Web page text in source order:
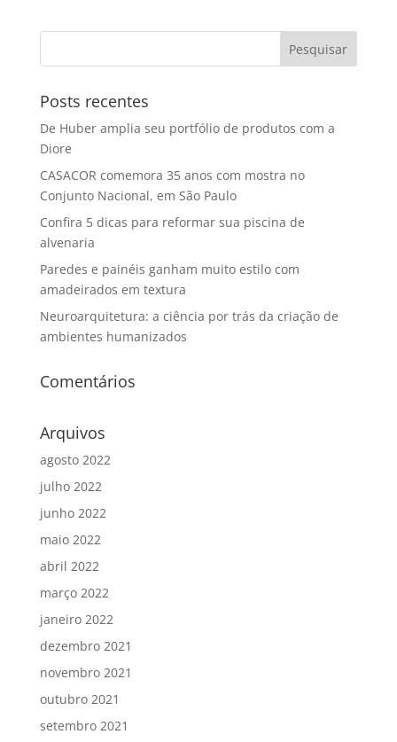
Posts recentes
De Huber amplia seu portfólio de produtos com a
Diore
CASACOR comemora 35 anos com mostra no
Conjunto Nacional, em São Paulo
Confira 5 dicas para reformar sua piscina de
alvenaria
Paredes e painéis ganham muito estilo com
amadeirados em textura
Neuroarquitetura: a ciência por trás da criação de
ambientes humanizados
Comentários
Arquivos
agosto 2022
julho 2022
junho 2022
maio 2022
abril 2022
março 2022
janeiro 2022
dezembro 2021
novembro 2021
outubro 2021
setembro 2021